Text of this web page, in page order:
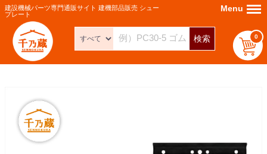
建設機械パーツ専門通販サイト 建機部品販売 シュー
プレート
検索 0
Menu Menu